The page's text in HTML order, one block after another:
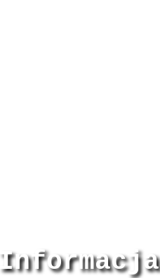
Informacja